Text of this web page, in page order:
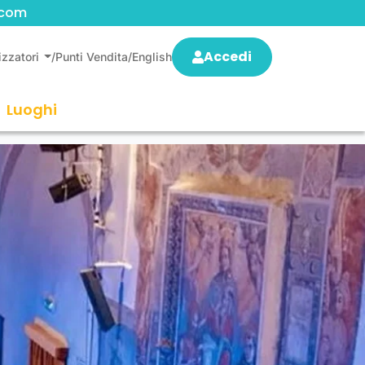
/Punti Vendita/English Accedi
Luoghi